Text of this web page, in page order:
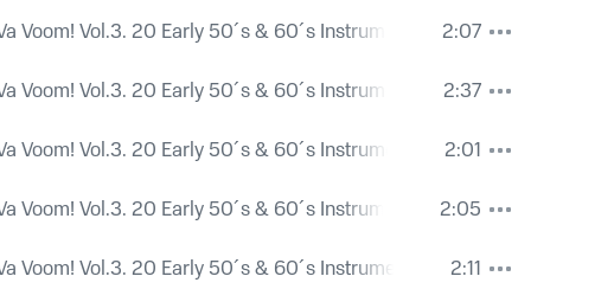
Voom! Vol.3. 20 Early 50´s & 60´s Instrumental Shakers.
2:07
Voom! Vol.3. 20 Early 50´s & 60´s Instrumental Shakers.
2:37
Voom! Vol.3. 20 Early 50´s & 60´s Instrumental Shakers.
2:01
Voom! Vol.3. 20 Early 50´s & 60´s Instrumental Shakers.
2:05
Voom! Vol.3. 20 Early 50´s & 60´s Instrumental Shakers.
2:11